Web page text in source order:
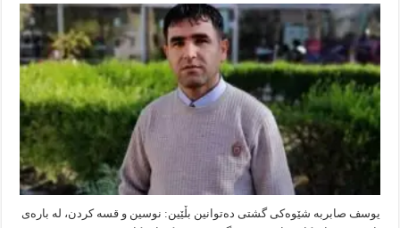
ئافرەت
لە
شارستانیەتی
ئیسلامیدا
یوسف صابربە شێوەكی گشتی دەتوانین بڵێین: نوسین و قسە كردن، لە بارەی